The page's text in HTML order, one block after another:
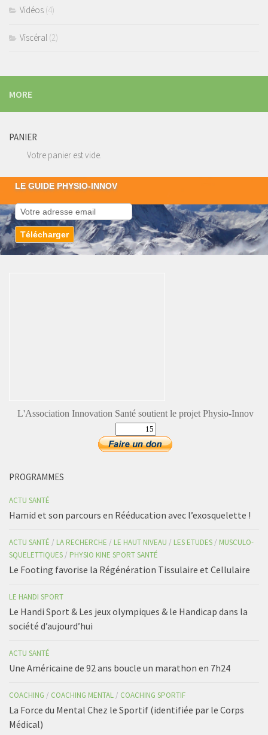
Vidéos (4)
Viscéral (2)
MORE
PANIER
Votre panier est vide.
LE GUIDE PHYSIO-INNOV
L'Association Innovation Santé soutient le projet Physio-Innov
PROGRAMMES
ACTU SANTÉ
Hamid et son parcours en Rééducation avec l’exosquelette !
ACTU SANTÉ / LA RECHERCHE / LE HAUT NIVEAU / LES ETUDES / MUSCULO-
SQUELETTIQUES / PHYSIO KINE SPORT SANTÉ
Le Footing favorise la Régénération Tissulaire et Cellulaire
LE HANDI SPORT
Le Handi Sport & Les jeux olympiques & le Handicap dans la
société d’aujourd’hui
ACTU SANTÉ
Une Américaine de 92 ans boucle un marathon en 7h24
COACHING / COACHING MENTAL / COACHING SPORTIF
La Force du Mental Chez le Sportif (identifiée par le Corps
Médical)